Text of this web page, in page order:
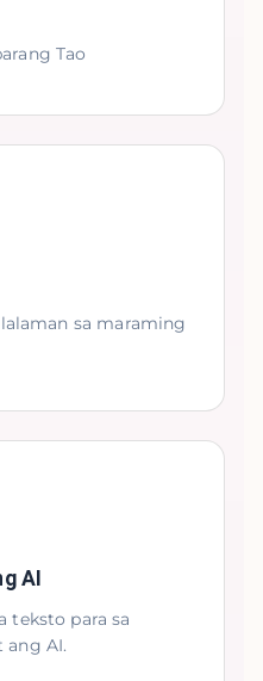
Tao
sa maraming
AI
teksto para sa
AI.